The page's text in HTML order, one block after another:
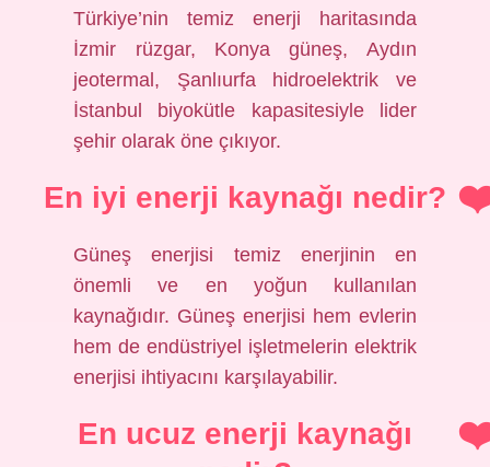
Türkiye’nin temiz enerji haritasında
İzmir rüzgar, Konya güneş, Aydın
jeotermal, Şanlıurfa hidroelektrik ve
İstanbul biyokütle kapasitesiyle lider
şehir olarak öne çıkıyor.
En iyi enerji kaynağı nedir?
Güneş enerjisi temiz enerjinin en
önemli ve en yoğun kullanılan
kaynağıdır. Güneş enerjisi hem evlerin
hem de endüstriyel işletmelerin elektrik
enerjisi ihtiyacını karşılayabilir.
En ucuz enerji kaynağı